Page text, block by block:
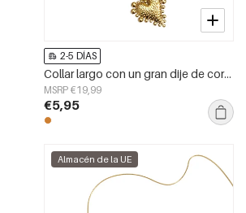
2-5 DÍAS
Collar largo con un gran dije de corazón
MSRP €19,99
€5,95
Almacén de la UE